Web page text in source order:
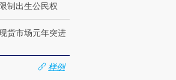
制出生公民权
货市场元年突进
样例